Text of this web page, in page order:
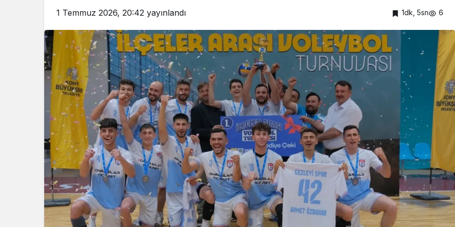
1 Temmuz 2026, 20:42 yayınlandı 1dk, 5sn 6